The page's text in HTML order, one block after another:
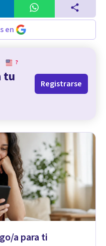
en
?
tu
Registrarse
a para ti